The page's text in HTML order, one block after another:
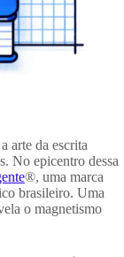
arte da escrita
No epicentro dessa
®, uma marca
brasileiro. Uma
o magnetismo